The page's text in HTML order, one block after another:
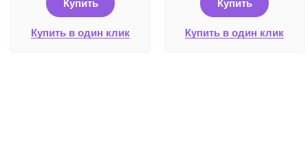
Купить
Купить в один клик
Купить
Купить в один клик